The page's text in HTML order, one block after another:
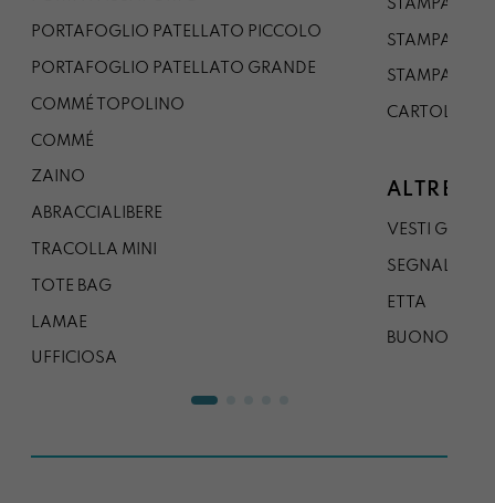
PORTAFOGLIO PATELLATO PICCOLO
PORTAFOGLIO PATELLATO GRANDE
COMMÉ TOPOLINO
COMMÉ
ZAINO
ABRACCIALIBERE
TRACOLLA MINI
TOTE BAG
LAMAE
UFFICIOSA
STAMPA A3
STAMPA A1
STAMPA A0
CARTOLINA
ALTRE
VESTI
SEGNALIBRO
ETTA
BUONO